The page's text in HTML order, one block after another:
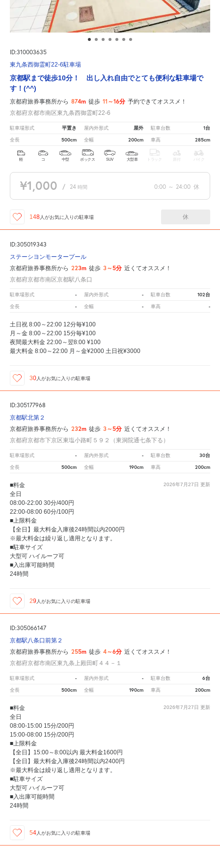
ID:310003635
東九条西御霊町22-6駐車場
京都駅まで徒歩10分！ 出し入れ自由でとても便利な駐車場で
す！(^^)
京都府旅券事務所から 874m 徒歩 11～16分 予約できてオススメ！
京都府京都市南区東九条西御霊町22-6
駐車場形式 平置き 屋内外形式 屋外 駐車台数 1台
全長 500cm 全幅 200cm 車高 285cm
軽 コ 中型 ボックス SUV 大型車 トラック 原付 バイク
¥1,000 / 24 時間 0:00 ～ 24:00 休
148人がお気に入りの駐車場 休
ID:305019343
ステーシヨンモータープール
京都府旅券事務所から 223m 徒歩 3～5分 近くてオススメ！
京都府京都市南区京都駅八条口
駐車場形式 - 屋内外形式 - 駐車台数 102台
全長 - 全幅 - 車高 -
土日祝 8:00～22:00 12分毎¥100
月～金 8:00～22:00 15分毎¥100
夜間最大料金 22:00～翌8:00 ¥100
最大料金 8:00～22:00 月～金¥2000 土日祝¥3000
30人がお気に入りの駐車場
ID:305177968
京都駅北第２
京都府旅券事務所から 232m 徒歩 3～5分 近くてオススメ！
京都府京都市下京区東塩小路町５９２（東洞院通七条下る）
駐車場形式 - 屋内外形式 - 駐車台数 30台
全長 500cm 全幅 190cm 車高 200cm
2026年7月27日 更新
■料金
全日
08:00-22:00 30分/400円
22:00-08:00 60分/100円
■上限料金
【全日】最大料金入庫後24時間以内2000円
※最大料金は繰り返し適用となります。
■駐車サイズ
大型可 ハイルーフ可
■入出庫可能時間
24時間
29人がお気に入りの駐車場
ID:305066147
京都駅八条口前第２
京都府旅券事務所から 255m 徒歩 4～6分 近くてオススメ！
京都府京都市南区東九条上殿田町４４－１
駐車場形式 - 屋内外形式 - 駐車台数 6台
全長 500cm 全幅 190cm 車高 200cm
2026年7月27日 更新
■料金
全日
08:00-15:00 15分/200円
15:00-08:00 15分/200円
■上限料金
【全日】15:00～8:00以内 最大料金1600円
【全日】最大料金入庫後24時間以内2400円
※最大料金は繰り返し適用となります。
■駐車サイズ
大型可 ハイルーフ可
■入出庫可能時間
24時間
54人がお気に入りの駐車場